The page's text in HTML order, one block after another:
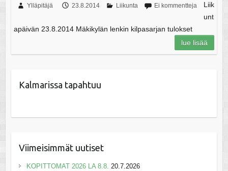
Ylläpitäjä 23.8.2014 Liikunta Ei kommentteja
Liik
unt
apäivän 23.8.2014 Mäkikylän lenkin kilpasarjan tulokset
lue lisää
Kalmarissa tapahtuu
Viimeisimmät uutiset
KOPITTOMAT 2026 LA 8.8. 20.7.2026